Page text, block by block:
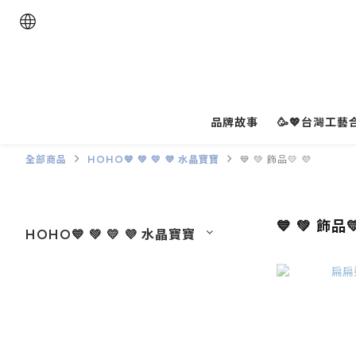
品牌故事 🥳💖台灣工藝
全部商品 HOHO💙 💚 💛 💜 水晶寶寶 💙 💚 飾品💛 💜
HOHO💙 💚 💛 💜 水晶寶寶 💙 💚 飾品